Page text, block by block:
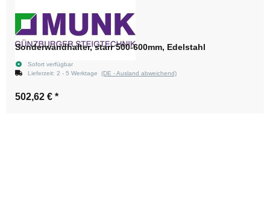
Sonderwandhalter, starr 500-600mm, Edelstahl
Sofort verfügbar
Lieferzeit: 2 - 5 Werktage (DE - Ausland abweichend)
502,62 € *